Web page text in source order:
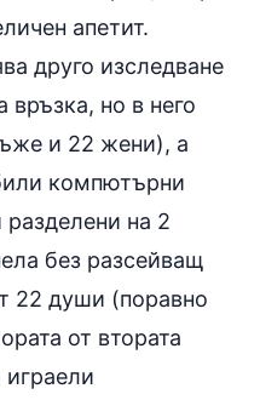
апетит.
друго изследване
но в него
и 22 жени), а
компютърни
разделени на 2
без разсейващ
22 души (поравно
от втората
играели